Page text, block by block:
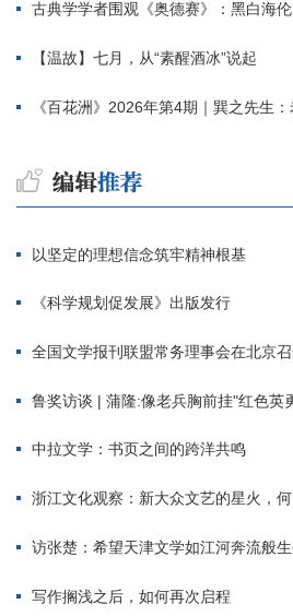
古典学学者围观《奥德赛》：黑白海伦、佩
【温故】七月，从“素醒酒冰”说起
《百花洲》2026年第4期｜巽之先生
以坚定的理想信念筑牢精神根基
《科学规划促发展》出版发行
全国文学报刊联盟常务理事会在北京
鲁奖访谈 | 蒲隆:像老兵胸前挂"红色英
中拉文学：书页之间的跨洋共鸣
浙江文化观察：新大众文艺的星火，
访张楚：希望天津文学如江河奔流般
写作搁浅之后，如何再次启程